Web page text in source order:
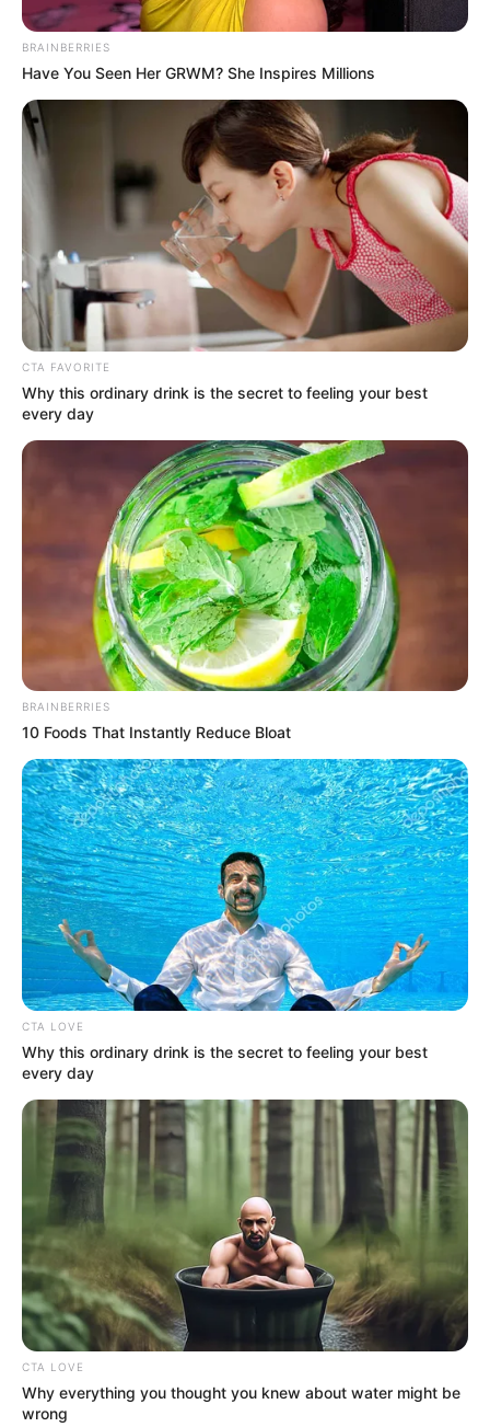
BRAINBERRIES
Have You Seen Her GRWM? She Inspires Millions
CTA FAVORITE
Why this ordinary drink is the secret to feeling your best
every day
BRAINBERRIES
10 Foods That Instantly Reduce Bloat
CTA LOVE
Why this ordinary drink is the secret to feeling your best
every day
CTA LOVE
Why everything you thought you knew about water might be
wrong